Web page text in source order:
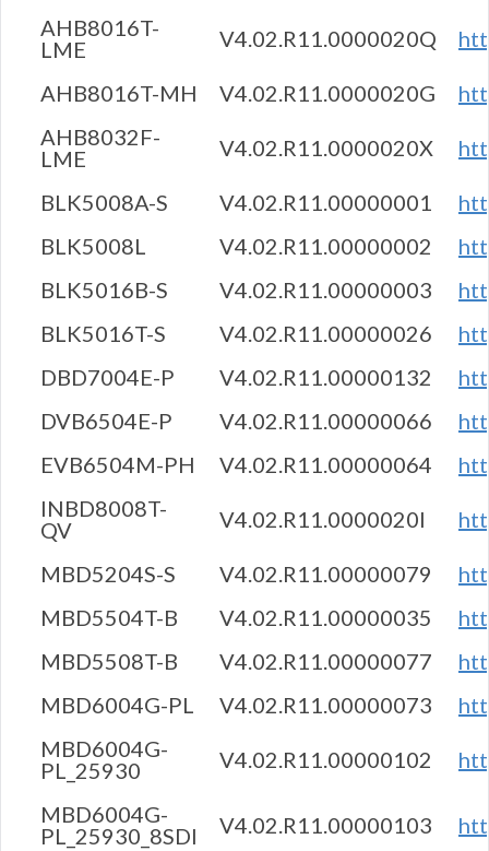
AHB8016T-
LME
V4.02.R11.0000020Q
AHB8016T-MH V4.02.R11.0000020G
AHB8032F-
LME
V4.02.R11.0000020X
BLK5008A-S V4.02.R11.00000001
BLK5008L
V4.02.R11.00000002
BLK5016B-S
V4.02.R11.00000003
BLK5016T-S
V4.02.R11.00000026
DBD7004E-P
V4.02.R11.00000132
DVB6504E-P
V4.02.R11.00000066
EVB6504M-PH
V4.02.R11.00000064
INBD8008T-
QV
V4.02.R11.0000020I
MBD5204S-S V4.02.R11.00000079
MBD5504T-B
V4.02.R11.00000035
MBD5508T-B
V4.02.R11.00000077
MBD6004G-PL
V4.02.R11.00000073
MBD6004G-
PL_25930
V4.02.R11.00000102
MBD6004G-
PL_25930_8SDI
V4.02.R11.00000103